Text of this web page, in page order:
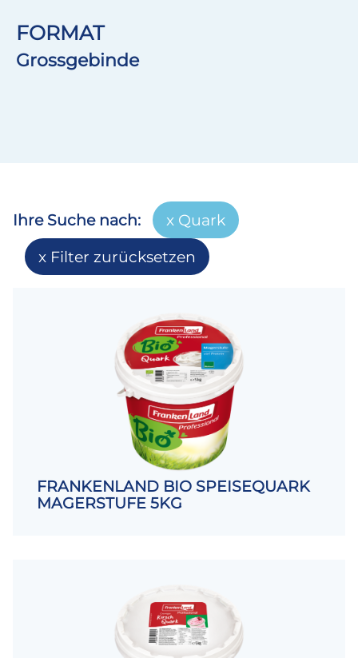
FORMAT
Grossgebinde
Ihre Suche nach:
Quark
Filter zurücksetzen
FRANKENLAND BIO SPEISEQUARK
MAGERSTUFE 5KG